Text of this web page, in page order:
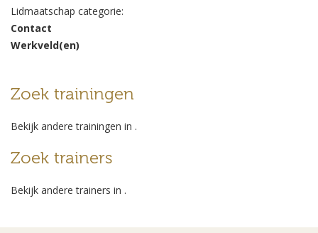
Lidmaatschap categorie:
Contact
Werkveld(en)
Zoek trainingen
Bekijk andere trainingen in .
Zoek trainers
Bekijk andere trainers in .